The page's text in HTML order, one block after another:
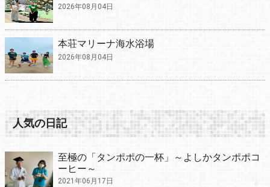
2026年08月04日
本荘マリーナ海水浴場
2026年08月04日
人気の日記
至極の「タンポポの一杯」～よしかタンポポコ
ーヒー～
2021年06月17日